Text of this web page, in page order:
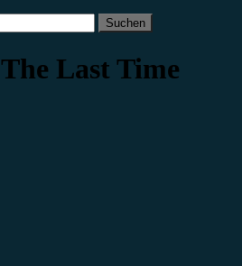
The Last Time